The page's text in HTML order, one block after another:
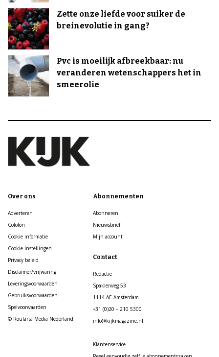
Zette onze liefde voor suiker de
breinevolutie in gang?
Pvc is moeilijk afbreekbaar: nu
veranderen wetenschappers het in
smeerolie
Over ons
Adverteren
Colofon
Cookie informatie
Cookie Instellingen
Privacy beleid
Disclaimer/vrijwaring
Leveringsvoorwaarden
Gebruiksvoorwaarden
Spelvoorwaarden
© Roularta Media Nederland
Abonnementen
Abonneren
Nieuwsbrief
Mijn account
Contact
Redactie
Spaklerweg 53
1114 AE Amsterdam
+31 (0)20 – 210 5300
info@kijkmagazine.nl
Klantenservice